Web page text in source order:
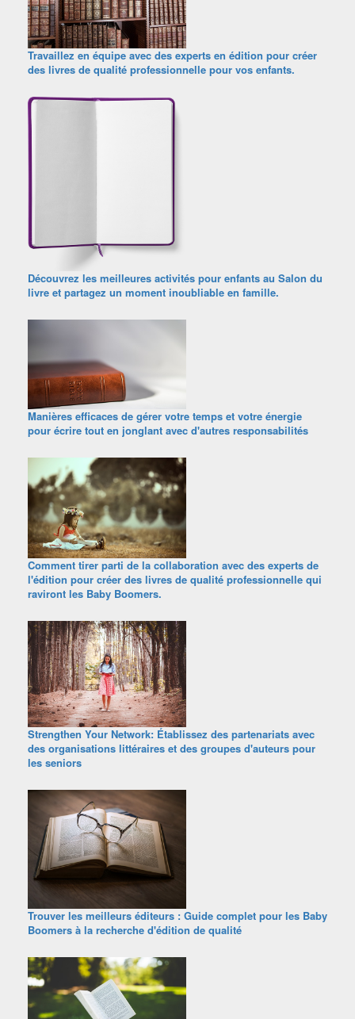
Travaillez en équipe avec des experts en édition pour créer
des livres de qualité professionnelle pour vos enfants.
Découvrez les meilleures activités pour enfants au Salon du
livre et partagez un moment inoubliable en famille.
Manières efficaces de gérer votre temps et votre énergie
pour écrire tout en jonglant avec d'autres responsabilités
Comment tirer parti de la collaboration avec des experts de
l'édition pour créer des livres de qualité professionnelle qui
raviront les Baby Boomers.
Strengthen Your Network: Établissez des partenariats avec
des organisations littéraires et des groupes d'auteurs pour
les seniors
Trouver les meilleurs éditeurs : Guide complet pour les Baby
Boomers à la recherche d'édition de qualité